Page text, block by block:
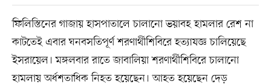
ফিলিস্তিনের গাজায় হাসপাতালে চালানো ভয়াবহ হামলার রেশ না
কাটতেই এবার ঘনবসতিপূর্ণ শরণার্থীশিবিরে হত্যাযজ্ঞ চালিয়েছে
ইসরায়েল। মঙ্গলবার রাতে জাবালিয়া শরণার্থীশিবিরে চালানো
হামলায় অর্ধশতাধিক নিহত হয়েছেন। আহত হয়েছেন দেড়